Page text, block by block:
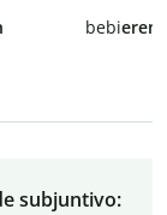
bebieren
subjuntivo: